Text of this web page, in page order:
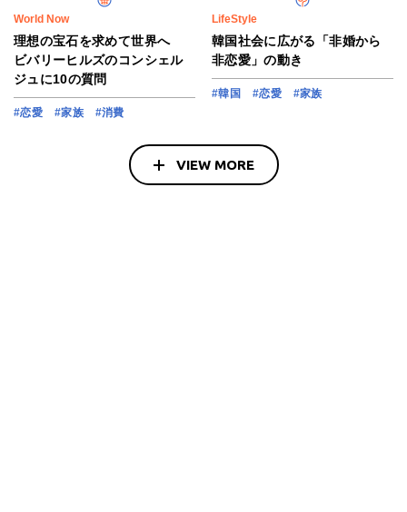
World Now
理想の宝石を求めて世界へ
ビバリーヒルズのコンシェル
ジュに10の質問
#恋愛 #家族 #消費
LifeStyle
韓国社会に広がる「非婚から
非恋愛」の動き
#韓国 #恋愛 #家族
VIEW MORE